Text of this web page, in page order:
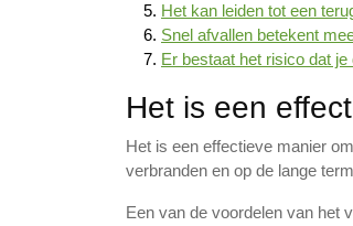
Het kan leiden tot een
Snel afvallen betekent
Er bestaat het risico dat
Het is een
Het is een effectieve manier
verbranden en op de lange
Een van de voordelen van het